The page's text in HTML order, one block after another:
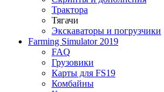
Трактора
Тягачи
Экскаваторы и погрузчики
Farming Simulator 2019
FAQ
Грузовики
Карты для FS19
Комбайны